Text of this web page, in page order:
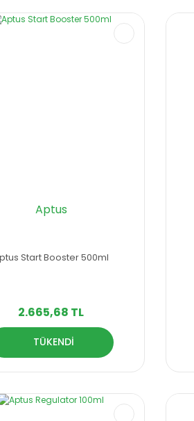
Aptus
Start Booster 500ml
2.665,68 TL
TÜKENDİ